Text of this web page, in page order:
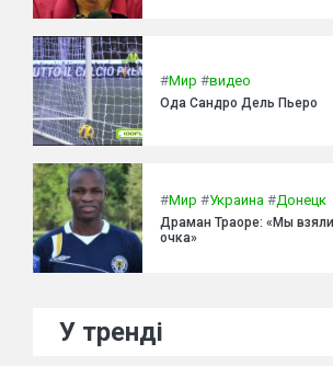
#Мир #видео
Ода Сандро Дель Пьеро
#Мир #Украина #Донецк
Драман Траоре: «Мы
очка»
У тренді